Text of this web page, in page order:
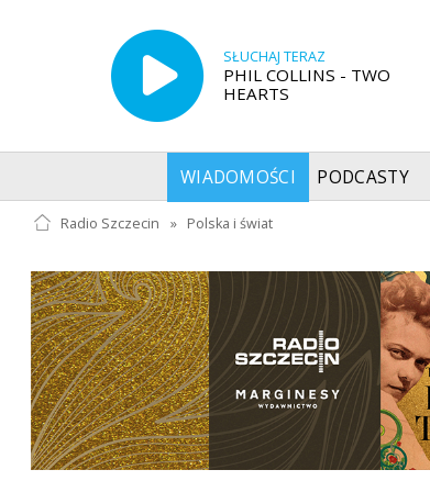
SŁUCHAJ TERAZ
PHIL COLLINS - TWO
HEARTS
WIADOMOŚCI PODCASTY
Radio Szczecin » Polska i świat